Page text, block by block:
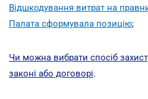
Відшкодування витрат на
Палата сформувала позицію;
Чи можна вибрати спосіб
законі або договорі.